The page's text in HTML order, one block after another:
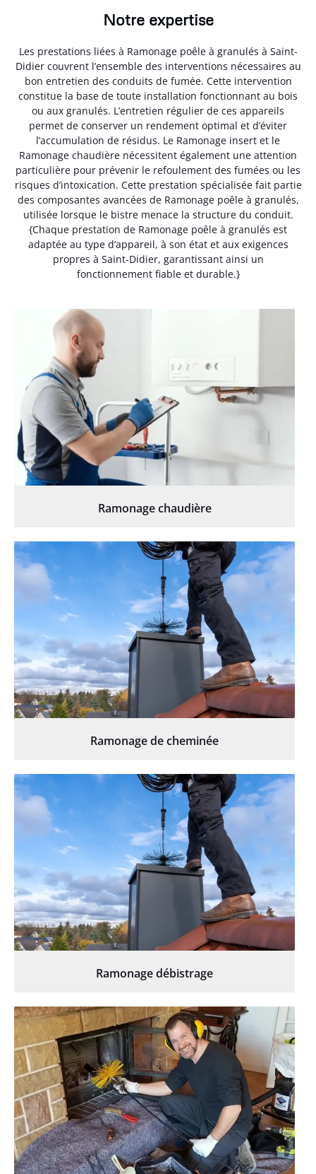
Notre expertise
Les prestations liées à Ramonage poêle à granulés à Saint-
Didier couvrent l’ensemble des interventions nécessaires au
bon entretien des conduits de fumée. Cette intervention
constitue la base de toute installation fonctionnant au bois
ou aux granulés. L’entretien régulier de ces appareils
permet de conserver un rendement optimal et d’éviter
l’accumulation de résidus. Le Ramonage insert et le
Ramonage chaudière nécessitent également une attention
particulière pour prévenir le refoulement des fumées ou les
risques d’intoxication. Cette prestation spécialisée fait partie
des composantes avancées de Ramonage poêle à granulés,
utilisée lorsque le bistre menace la structure du conduit.
{Chaque prestation de Ramonage poêle à granulés est
adaptée au type d’appareil, à son état et aux exigences
propres à Saint-Didier, garantissant ainsi un
fonctionnement fiable et durable.}
Ramonage chaudière
Ramonage de cheminée
Ramonage débistrage